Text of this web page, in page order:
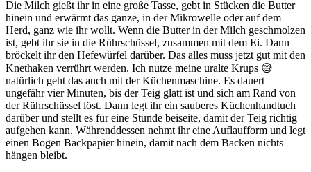
Die Milch gießt ihr in eine große Tasse, gebt in Stücken die Butter
hinein und erwärmt das ganze, in der Mikrowelle oder auf dem
Herd, ganz wie ihr wollt. Wenn die Butter in der Milch geschmolzen
ist, gebt ihr sie in die Rührschüssel, zusammen mit dem Ei. Dann
bröckelt ihr den Hefewürfel darüber. Das alles muss jetzt gut mit den
Knethaken verrührt werden. Ich nutze meine uralte Krups 😅
natürlich geht das auch mit der Küchenmaschine. Es dauert
ungefähr vier Minuten, bis der Teig glatt ist und sich am Rand von
der Rührschüssel löst. Dann legt ihr ein sauberes Küchenhandtuch
darüber und stellt es für eine Stunde beiseite, damit der Teig richtig
aufgehen kann. Währenddessen nehmt ihr eine Auflaufform und legt
einen Bogen Backpapier hinein, damit nach dem Backen nichts
hängen bleibt.